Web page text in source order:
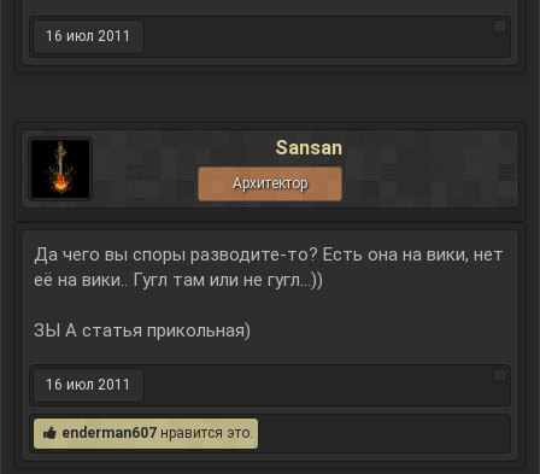
16 июл 2011
Sansan
Архитектор
Да чего вы споры разводите-то? Есть она на вики, нет
её на вики.. Гугл там или не гугл...))
ЗЫ А статья прикольная)
16 июл 2011
enderman607 нравится это.